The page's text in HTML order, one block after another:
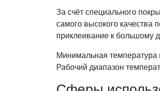
За счёт специального
самого высокого качества
приклеивание к большому
Минимальная температура
Рабочий диапазон